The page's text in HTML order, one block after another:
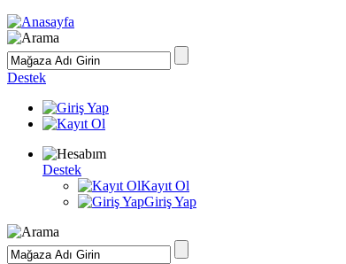
Destek
Destek
Kayıt Ol
Giriş Yap